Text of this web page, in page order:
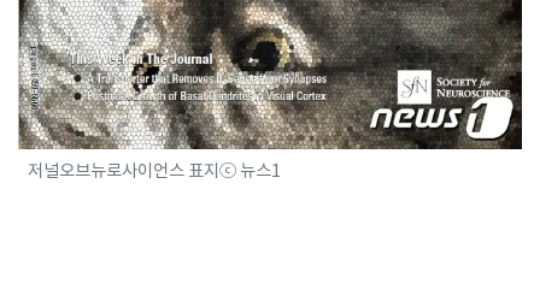
저널오브뉴로사이언스 표지ⓒ 뉴스1